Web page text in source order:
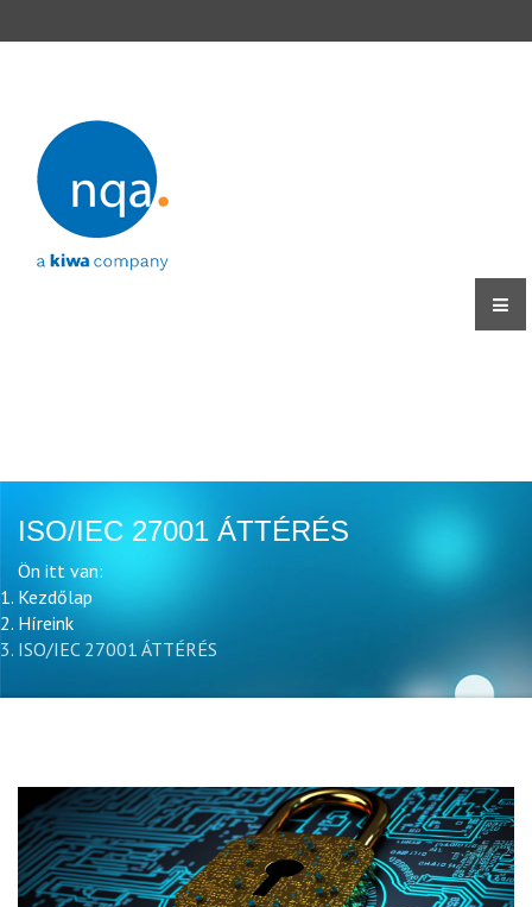
ISO/IEC 27001 ÁTTÉRÉS
Ön itt van:
Kezdőlap
Híreink
ISO/IEC 27001 ÁTTÉRÉS